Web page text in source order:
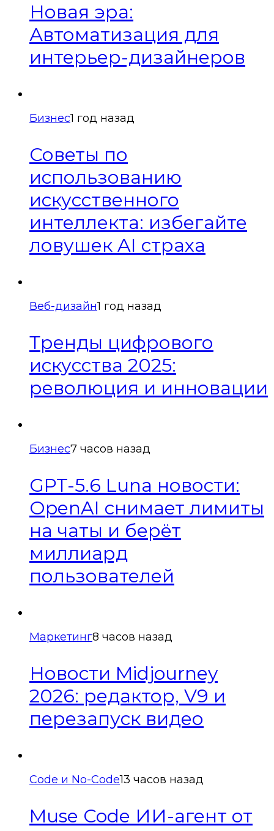
Новая эра:
Автоматизация для
интерьер-дизайнеров
Бизнес1 год назад
Советы по
использованию
искусственного
интеллекта: избегайте
ловушек AI страха
Веб-дизайн1 год назад
Тренды цифрового
искусства 2025:
революция и инновации
Бизнес7 часов назад
GPT-5.6 Luna новости:
OpenAI снимает лимиты
на чаты и берёт
миллиард
пользователей
Маркетинг8 часов назад
Новости Midjourney
2026: редактор, V9 и
перезапуск видео
Code и No-Code13 часов назад
Muse Code ИИ-агент от